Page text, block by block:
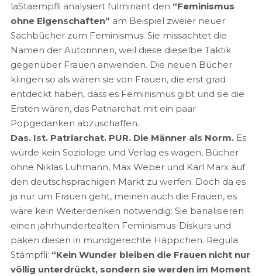
laStaempfli analysiert fulminant den “Feminismus
ohne Eigenschaften” am Beispiel zweier neuer
Sachbücher zum Feminismus. Sie missachtet die
Namen der Autorinnen, weil diese dieselbe Taktik
gegenüber Frauen anwenden. Die neuen Bücher
klingen so als wären sie von Frauen, die erst grad
entdeckt haben, dass es Feminismus gibt und sie die
Ersten wären, das Patriarchat mit ein paar
Popgedanken abzuschaffen.
Das. Ist. Patriarchat. PUR. Die Männer als Norm.Es
würde kein Soziologe und Verlag es wagen, Bücher
ohne Niklas Luhmann, Max Weber und Karl Marx auf
den deutschsprachigen Markt zu werfen. Doch da es
ja nur um Frauen geht, meinen auch die Frauen, es
wäre kein Weiterdenken notwendig: Sie banalisieren
einen jahrhundertealten Feminismus-Diskurs und
paken diesen in mundgerechte Häppchen. Regula
Stämpfli: “Kein Wunder bleiben die Frauen nicht nur
völlig unterdrückt, sondern sie werden im Moment